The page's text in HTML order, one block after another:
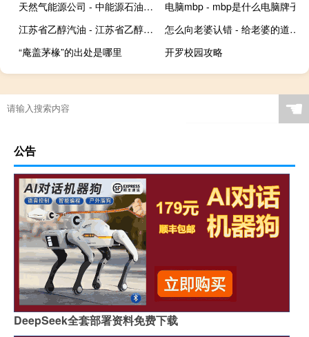
天然气能源公司 - 中能源石油天然气集团
电脑mbp - mbp是什么电脑牌子
江苏省乙醇汽油 - 江苏省乙醇汽油分布
怎么向老婆认错 - 给老婆的道歉信
“庵盖茅椽”的出处是哪里
开罗校园攻略
☚
公告
DeepSeek全套部署资料免费下载